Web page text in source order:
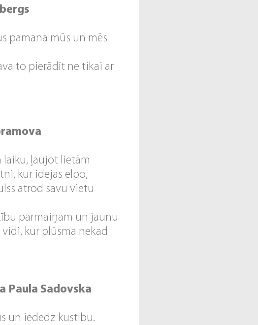
pamana mūs un mēs
to pierādīt ne tikai ar
laiku, ļaujot lietām
kur idejas elpo,
atrod savu vietu
pārmaiņām un jaunu
kur plūsma nekad
Paula Sadovska
un iededz kustību.